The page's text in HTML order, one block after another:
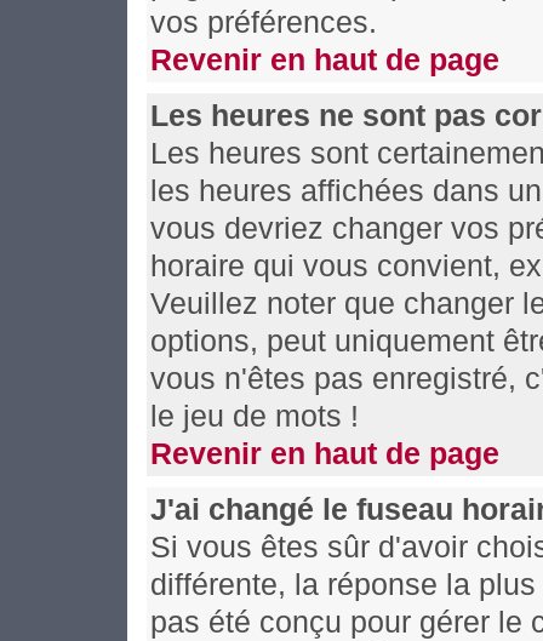
vos préférences.
Revenir en haut de page
Les heures ne sont pas
Les heures sont
les heures affichées dans
vous devriez changer vos
horaire qui vous convient,
Veuillez noter que changer
options, peut uniquement
vous n'êtes pas enregistré,
le jeu de mots !
Revenir en haut de page
J'ai changé le fuseau
Si vous êtes sûr d'avoir
différente, la réponse la
pas été conçu pour gérer le